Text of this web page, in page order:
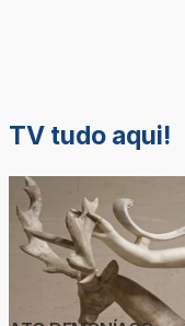
TV tudo aqui!